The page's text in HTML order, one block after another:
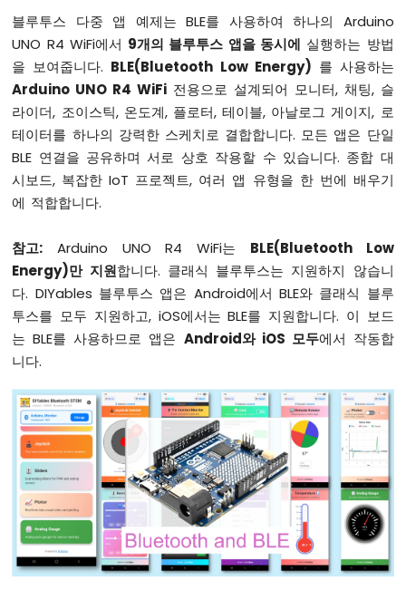
어
설
아
두
이
노
노
R4
전
공
급
방
법
아
두
이
노
우
노
R4
펌
웨
업
그
드
블루투스 다중 앱 예제는 BLE를 사용하여 하나의 Arduino
UNO R4 WiFi에서 9개의 블루투스 앱을 동시에 실행하는 방법
을 보여줍니다. BLE(Bluetooth Low Energy) 를 사용하는
Arduino UNO R4 WiFi 전용으로 설계되어 모니터, 채팅, 슬
라이더, 조이스틱, 온도계, 플로터, 테이블, 아날로그 게이지, 로
테이터를 하나의 강력한 스케치로 결합합니다. 모든 앱은 단일
BLE 연결을 공유하며 서로 상호 작용할 수 있습니다. 종합 대
시보드, 복잡한 IoT 프로젝트, 여러 앱 유형을 한 번에 배우기
에 적합합니다.
참고: Arduino UNO R4 WiFi는 BLE(Bluetooth Low
Energy)만 지원합니다. 클래식 블루투스는 지원하지 않습니
다. DIYables 블루투스 앱은 Android에서 BLE와 클래식 블루
투스를 모두 지원하고, iOS에서는 BLE를 지원합니다. 이 보드
는 BLE를 사용하므로 앱은 Android와 iOS 모두에서 작동합
니다.